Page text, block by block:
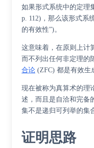
如果形式系统中的定理
p. 112)，那么该形式系
的有效性”)。
这意味着，在原则上计
而不列出任何非定理的
合论 (ZFC) 都是有效生
现在被称为真算术的理
述，而且是自洽和完备
集不是递归可列举的集
证明思路